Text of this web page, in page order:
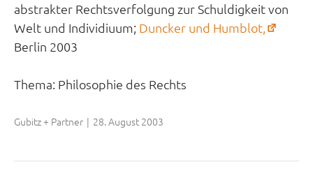
abstrakter Rechtsverfolgung zur Schuldigkeit von
Welt und Individiuum; Duncker und Humblot,
Berlin 2003
Thema: Philosophie des Rechts
Gubitz + Partner | 28. August 2003